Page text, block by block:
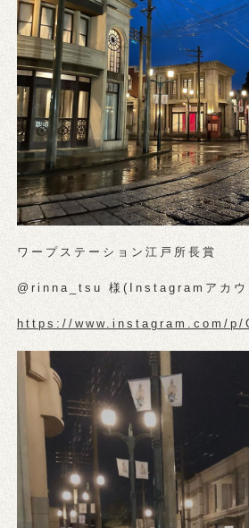
ワープステーション江戸所長賞
@rinna_tsu 様(Instagramアカウ
https://www.instagram.com/p/